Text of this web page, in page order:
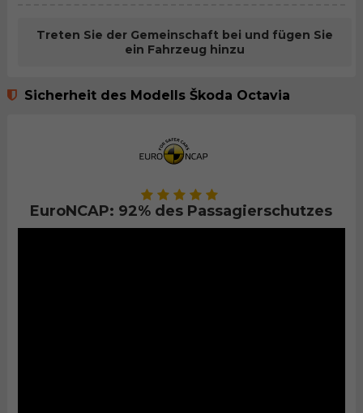
Treten Sie der Gemeinschaft bei und fügen Sie
ein Fahrzeug hinzu
Sicherheit des Modells Škoda Octavia
EuroNCAP: 92% des Passagierschutzes